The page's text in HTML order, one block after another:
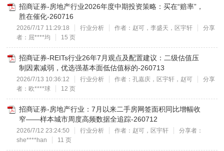
招商证券-房地产行业2026年度中期投资策略：买在“赔率”，
胜在催化-260716
2026/7/17 11:29:18 行业分析 作者：赵可，李盛天，区宇轩
分享
者：屈****均
15 页
招商证券-REITs行业26年7月观点及配置建议：二级估值压
制因素减弱，优选强基本面低估值标的-260713
2026/7/13 10:36:12 行业分析 作者：孔嘉庆，区宇轩，赵可
分享
者：欧****球
12 页
招商证券-房地产行业：7月以来二手房网签面积同比增幅收
窄——样本城市周度高频数据全追踪-260712
2026/7/12 23:24:50 行业分析 作者：赵可，区宇轩
分享者：
she****han
11 页